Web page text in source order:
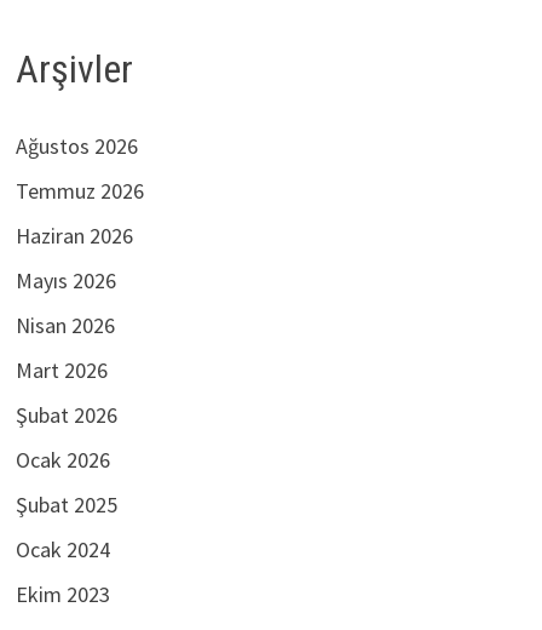
Arşivler
Ağustos 2026
Temmuz 2026
Haziran 2026
Mayıs 2026
Nisan 2026
Mart 2026
Şubat 2026
Ocak 2026
Şubat 2025
Ocak 2024
Ekim 2023